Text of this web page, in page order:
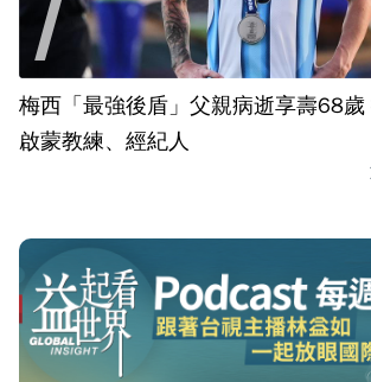
梅西「最強後盾」父親病逝享壽68
啟蒙教練、經紀人